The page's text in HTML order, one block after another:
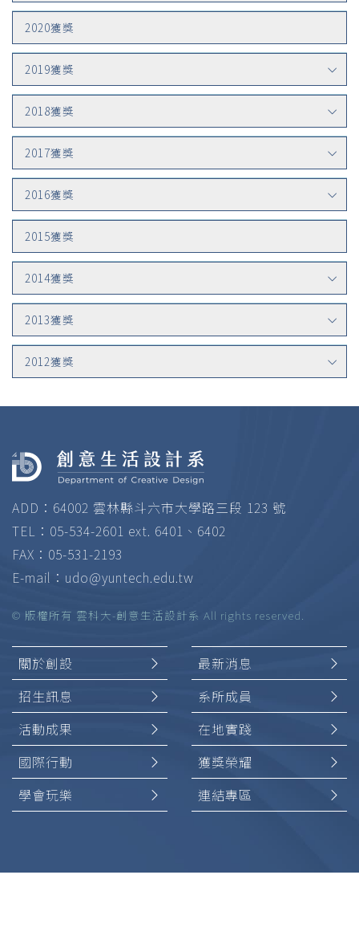
2020獲獎
2019獲獎
2018獲獎
2017獲獎
2016獲獎
2015獲獎
2014獲獎
2013獲獎
2012獲獎
ADD：64002 雲林縣斗六市大學路三段 123 號
TEL：05-534-2601 ext. 6401、6402
FAX：05-531-2193
E-mail： udo@yuntech.edu.tw
© 版權所有 雲科大-創意生活設計系 All rights reserved.
關於創設
最新消息
招生訊息
系所成員
活動成果
在地實踐
國際行動
獲獎榮耀
學會玩樂
連結專區